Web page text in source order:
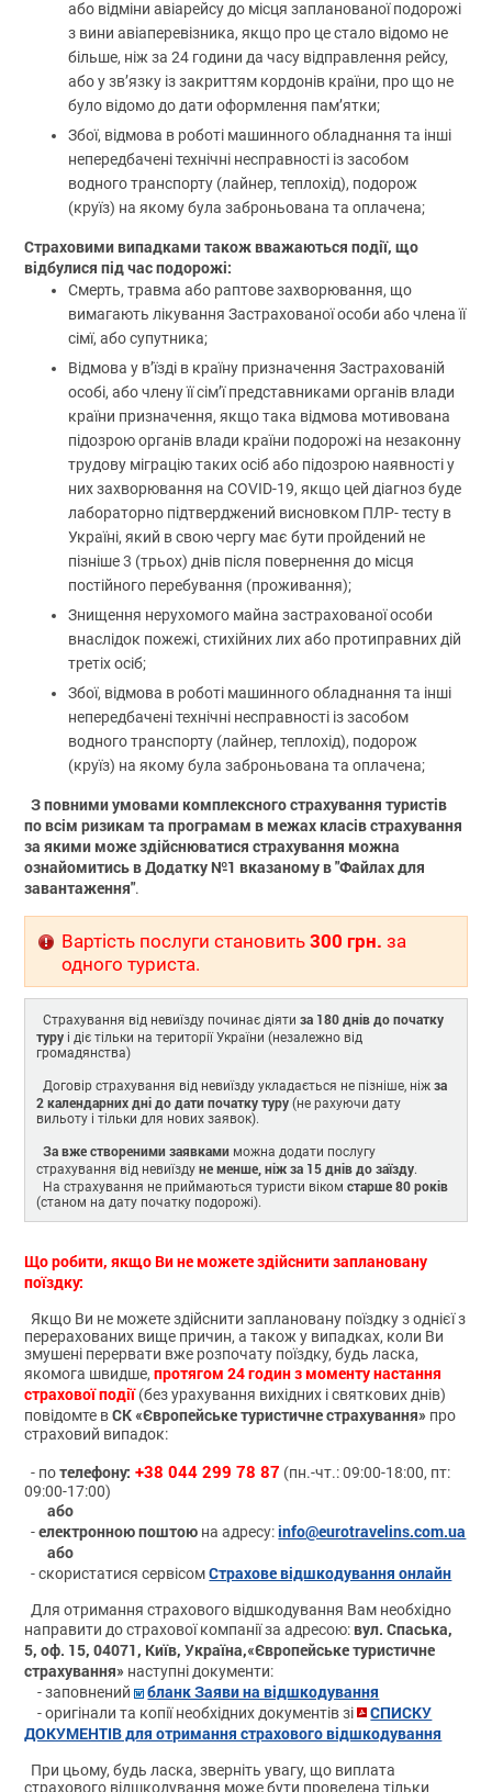
або відміни авіарейсу до місця запланованої подорожі
з вини авіаперевізника, якщо про це стало відомо не
більше, ніж за 24 години да часу відправлення рейсу,
або у зв’язку із закриттям кордонів країни, про що не
було відомо до дати оформлення пам’ятки;
Збої, відмова в роботі машинного обладнання та інші
непередбачені технічні несправності із засобом
водного транспорту (лайнер, теплохід), подорож
(круїз) на якому була заброньована та оплачена;
Страховими випадками також вважаються події, що
відбулися під час подорожі:
Смерть, травма або раптове захворювання, що
вимагають лікування Застрахованої особи або члена її
сімї, або супутника;
Відмова у в’їзді в країну призначення Застрахованій
особі, або члену її сім’ї представниками органів влади
країни призначення, якщо така відмова мотивована
підозрою органів влади країни подорожі на незаконну
трудову міграцію таких осіб або підозрою наявності у
них захворювання на COVID-19, якщо цей діагноз буде
лабораторно підтверджений висновком ПЛР- тесту в
Україні, який в свою чергу має бути пройдений не
пізніше 3 (трьох) днів після повернення до місця
постійного перебування (проживання);
Знищення нерухомого майна застрахованої особи
внаслідок пожежі, стихійних лих або протиправних дій
третіх осіб;
Збої, відмова в роботі машинного обладнання та інші
непередбачені технічні несправності із засобом
водного транспорту (лайнер, теплохід), подорож
(круїз) на якому була заброньована та оплачена;
З повними умовами комплексного страхування туристів
по всім ризикам та програмам в межах класів страхування
за якими може здійснюватися страхування можна
ознайомитись в Додатку №1 вказаному в "Файлах для
завантаження".
Вартість послуги становить300 грн. за
одного туриста.
Страхування від невиїзду починає діятиза 180 днів до початку
туру і діє тільки на території України (незалежно від
громадянства)
Договір страхування від невиїзду укладається не пізніше, ніжза
2 календарних дні до дати початку туру (не рахуючи дату
вильоту і тільки для нових заявок).
За вже створеними заявками можна додати послугу
страхування від невиїздуне менше, ніж за 15 днів до заїзду.
На страхування не приймаються туристи вікомстарше 80 років
(станом на дату початку подорожі).
Що робити, якщо Ви не можете здійснити заплановану
поїздку:
Якщо Ви не можете здійснити заплановану поїздку з однієї з
перерахованих вище причин, а також у випадках, коли Ви
змушені перервати вже розпочату поїздку, будь ласка,
якомога швидше,протягом 24 годин з моменту настання
страхової події (без урахування вихідних і святкових днів)
повідомте вСК «Європейське туристичне страхування» про
страховий випадок:
- потелефону: +38 044 299 78 87 (пн.-чт.: 09:00-18:00, пт:
09:00-17:00)
або
-електронною поштою на адресу:info@eurotravelins.com.ua
або
- скористатися сервісомСтрахове відшкодування онлайн
Для отримання страхового відшкодування Вам необхідно
направити до страхової компанії за адресою: вул. Спаська,
5, оф. 15, 04071, Київ, Україна,«Європейське туристичне
страхування» наступні документи:
- заповнений
бланк Заяви на відшкодування
- оригінали та копії необхідних документів зі
СПИСКУ
ДОКУМЕНТІВ для отримання страхового відшкодування
При цьому, будь ласка, зверніть увагу, що виплата
страхового відшкодування може бути проведена тільки